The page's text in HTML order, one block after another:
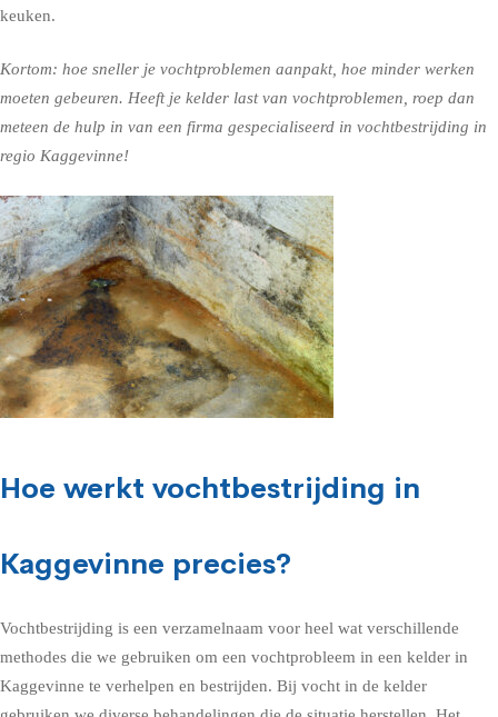
keuken.
Kortom: hoe sneller je vochtproblemen aanpakt, hoe minder werken
moeten gebeuren. Heeft je kelder last van vochtproblemen, roep dan
meteen de hulp in van een firma gespecialiseerd in vochtbestrijding in
regio Kaggevinne!
Hoe werkt vochtbestrijding in
Kaggevinne precies?
Vochtbestrijding is een verzamelnaam voor heel wat verschillende
methodes die we gebruiken om een vochtprobleem in een kelder in
Kaggevinne te verhelpen en bestrijden. Bij vocht in de kelder